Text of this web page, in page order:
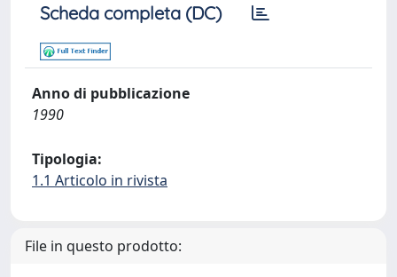
Scheda completa (DC)
Anno di pubblicazione
1990
Tipologia:
1.1 Articolo in rivista
File in questo prodotto: